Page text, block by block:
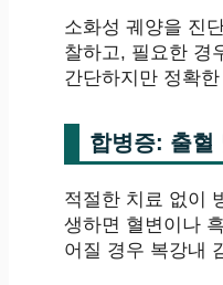
소화성 궤양을 진
찰하고, 필요한 경
간단하지만 정확
합병증: 출혈
적절한 치료 없이
생하면 혈변이나
어질 경우 복강내